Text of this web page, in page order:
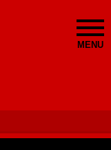
MENU